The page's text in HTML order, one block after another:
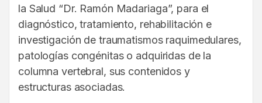
la Salud “Dr. Ramón Madariaga”, para el
diagnóstico, tratamiento, rehabilitación e
investigación de traumatismos raquimedulares,
patologías congénitas o adquiridas de la
columna vertebral, sus contenidos y
estructuras asociadas.